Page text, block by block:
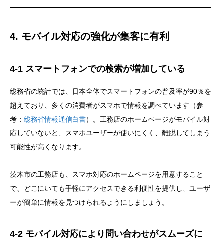
4. モバイル対応の強化が集客に有利
4-1 スマートフォンでの検索が増加している
総務省の統計では、日本全体でスマートフォンの普及率が90％を
超えており、多くの消費者がスマホで情報を調べています（参
考： 総務省情報通信白書）。工務店のホームページがモバイル対
応していないと、スマホユーザーが使いにくく、離脱してしまう
可能性が高くなります。
茨木市の工務店も、スマホ対応のホームページを用意すること
で、どこにいても手軽にアクセスできる利便性を提供し、ユーザ
ーが簡単に情報を見つけられるようにしましょう。
4-2 モバイル対応により問い合わせがスムーズに